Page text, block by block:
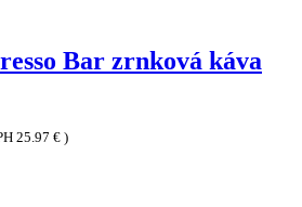
Bar zrnková káva
25.97 € )